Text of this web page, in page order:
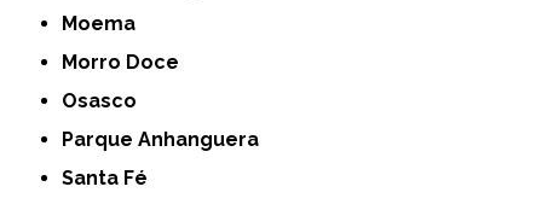
Moema
Morro Doce
Osasco
Parque Anhanguera
Santa Fé